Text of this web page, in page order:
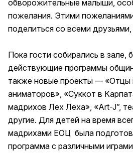
обворожительные малыши,
пожелания. Этими
поделиться со всеми друзьями,
Пока гости собирались в зале,
действующие программы
также новые проекты — «Отцы
аниматоров», «Суккот в
мадрихов Лех Леха», «Art-J”,
другие. Для детей на время
мадрихами ЕОЦ была
программа с различными